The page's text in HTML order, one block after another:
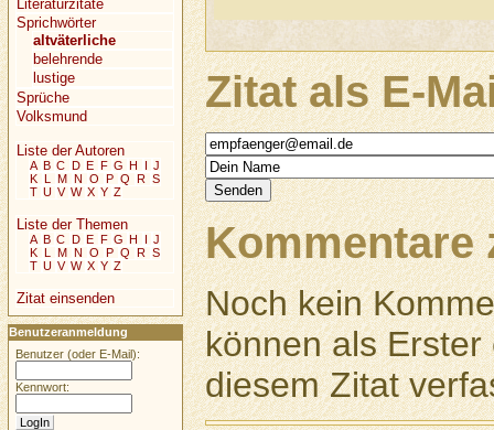
Zitat als E-
Kommentare
Noch kein
können als
diesem Zitat
Literaturzitate
Sprichwörter
altväterliche
belehrende
lustige
Sprüche
Volksmund
Liste der Autoren
A B C D E F G H I J
K L M N O P Q R S
T U V W X Y Z
Liste der Themen
A B C D E F G H I J
K L M N O P Q R S
T U V W X Y Z
Zitat einsenden
Benutzeranmeldung
Benutzer (oder E-Mail):
Kennwort: